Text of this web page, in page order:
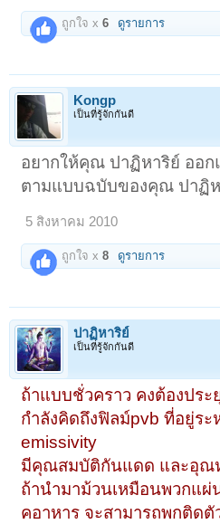
ถูกใจ x6 ดูรายการ
Kongp
เป็นที่รู้จักกันดี
อยากให้คุณ ปาฏิหาริย์ ออก
ตามแบบฉบับของคุณ ปาฏิห
5 สิงหาคม 2010
ถูกใจ x8 ดูรายการ
ปาฏิหาริย์
เป็นที่รู้จักกันดี
ถ้าแบบชั่วคราว คงต้องประ
กำลังคิดถึงฟิลม์pvb ที่อยู่ระ
emissivity
มีคุณสมบัติกันแดด และอุณ
ถ้านำมาม้วนเหมือนพวกแผ่
คอาหาร จะสามารถพกติดตั